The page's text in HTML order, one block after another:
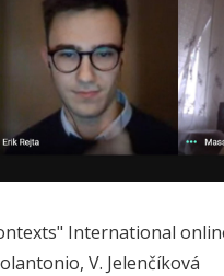
International
V. Jelenčíková